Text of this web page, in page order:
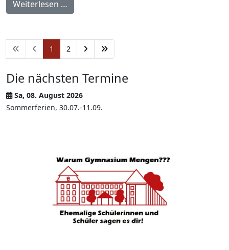
Weiterlesen …
1 2
Die nächsten Termine
Sa, 08. August 2026
Sommerferien, 30.07.-11.09.